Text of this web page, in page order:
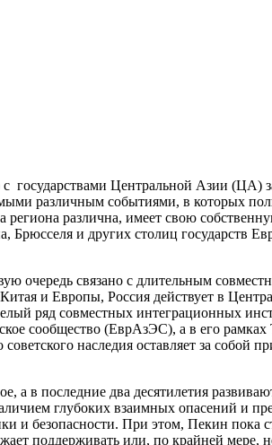
Центральной Азии (ЦА)
различным событиями, в которых
региона различна, имеет свою
и других столиц государств
очередь связано с длительным
и Европы, Россия действует в
ряд совместных интеграционных
сообщество (ЕврАзЭС), а в его
наследия оставляет за собой
в последние два десятилетия
глубоких взаимных опасений и
безопасности. При этом, Пекин пока
поддерживать или, по крайней мере,